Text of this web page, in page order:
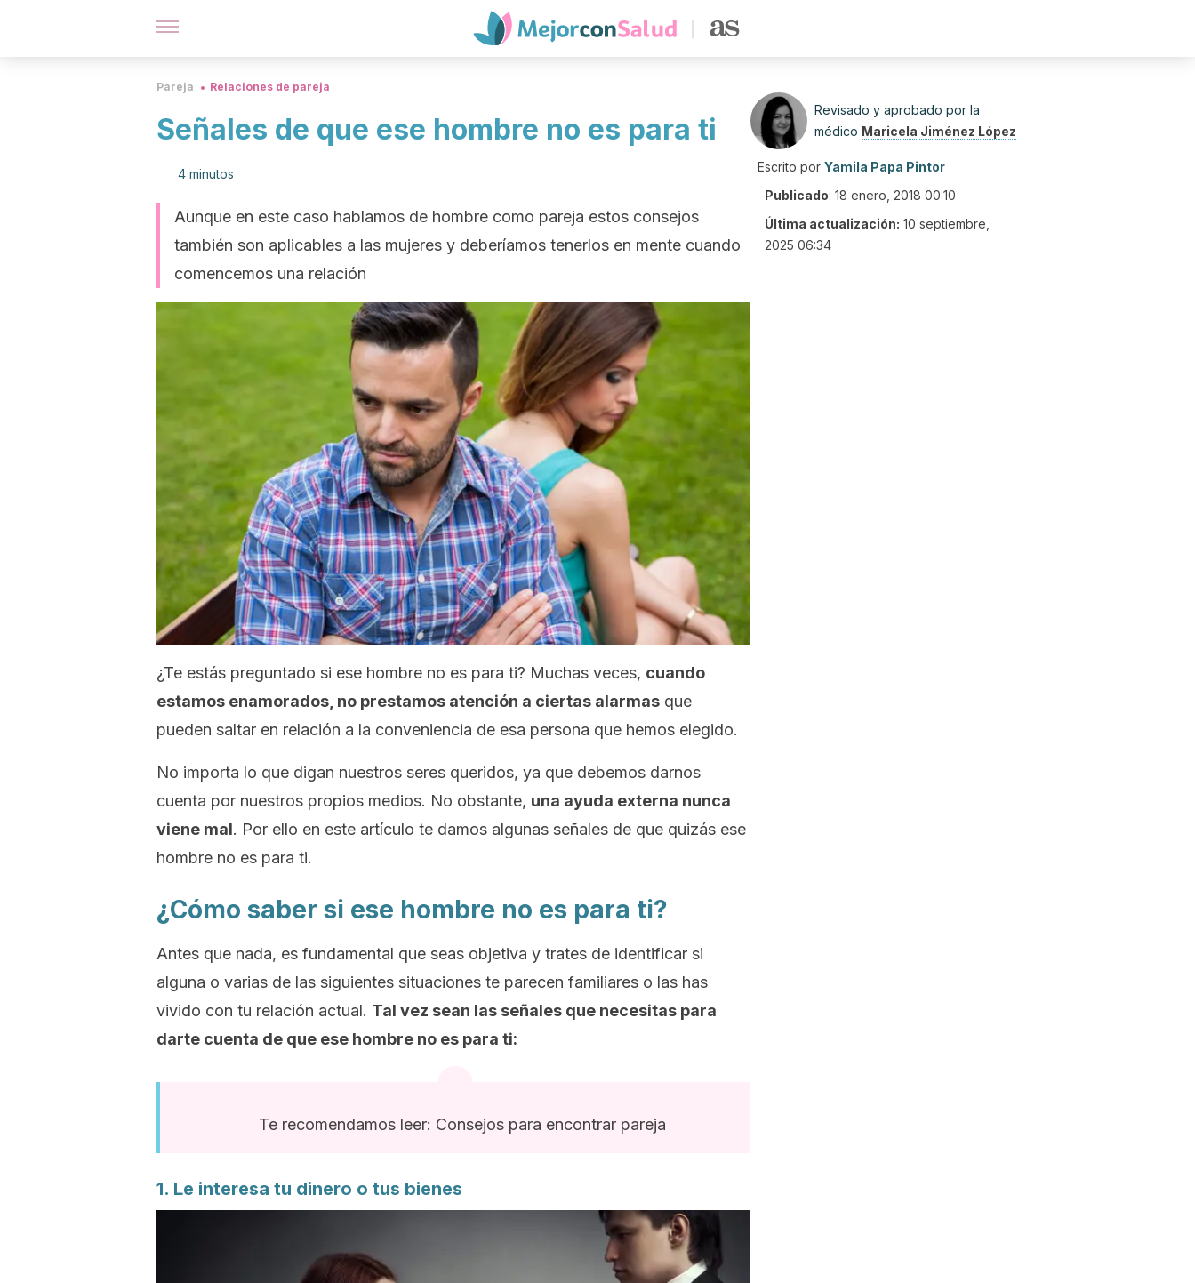
Pareja Relaciones de pareja
Señales de que ese hombre no es para ti
4 minutos
Aunque en este caso hablamos de hombre como pareja estos consejos
también son aplicables a las mujeres y deberíamos tenerlos en mente cuando
comencemos una relación
¿Te estás preguntado si ese hombre no es para ti? Muchas veces, cuando
estamos enamorados, no prestamos atención a ciertas alarmas que
pueden saltar en relación a la conveniencia de esa persona que hemos elegido.
No importa lo que digan nuestros seres queridos, ya que debemos darnos
cuenta por nuestros propios medios. No obstante, una ayuda externa nunca
viene mal. Por ello en este artículo te damos algunas señales de que quizás ese
hombre no es para ti.
¿Cómo saber si ese hombre no es para ti?
Antes que nada, es fundamental que seas objetiva y trates de identificar si
alguna o varias de las siguientes situaciones te parecen familiares o las has
vivido con tu relación actual. Tal vez sean las señales que necesitas para
darte cuenta de que ese hombre no es para ti:
Te recomendamos leer: Consejos para encontrar pareja
1. Le interesa tu dinero o tus bienes
Revisado y aprobado por la
médico Maricela Jiménez López
Escrito por Yamila Papa Pintor
Publicado: 18 enero, 2018 00:10
Última actualización: 10 septiembre,
2025 06:34